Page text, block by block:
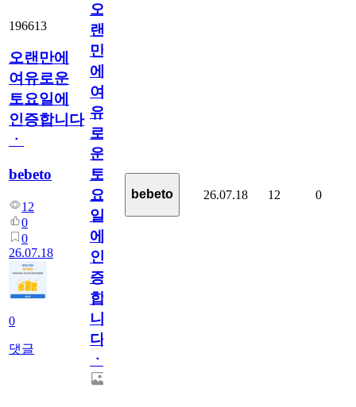
196613
오랜만에
여유로운
토요일에
인증합니다
ㆍ
bebeto
12
0
0
26.07.18
0
댓글
오
랜
만
에
여
유
로
운
토
요
일
에
인
증
합
니
다
ㆍ
bebeto 26.07.18 12 0